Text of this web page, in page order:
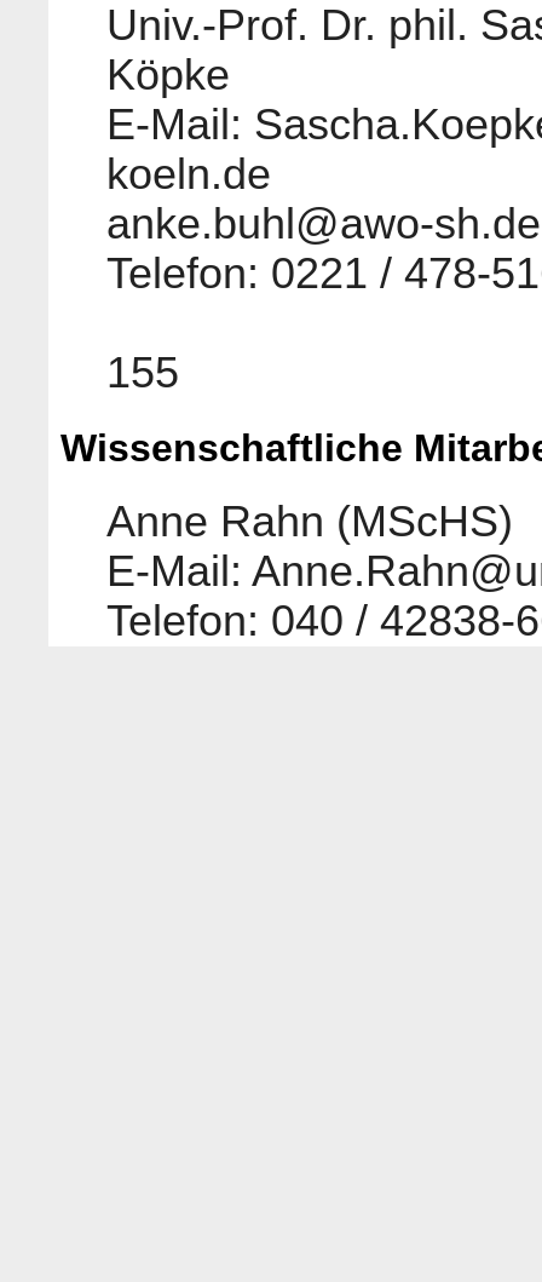
Univ.-Prof. Dr. phil.
Köpke
E-Mail:
koeln.de
anke.buhl@awo-sh.de
Telefon: 0221 /
155
Wissenschaftliche
Anne Rahn (MScHS)
E-Mail:
Telefon: 040 / 42838-